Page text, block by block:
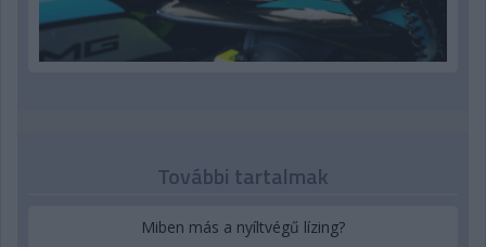
További tartalmak
Miben más a nyíltvégű lízing?